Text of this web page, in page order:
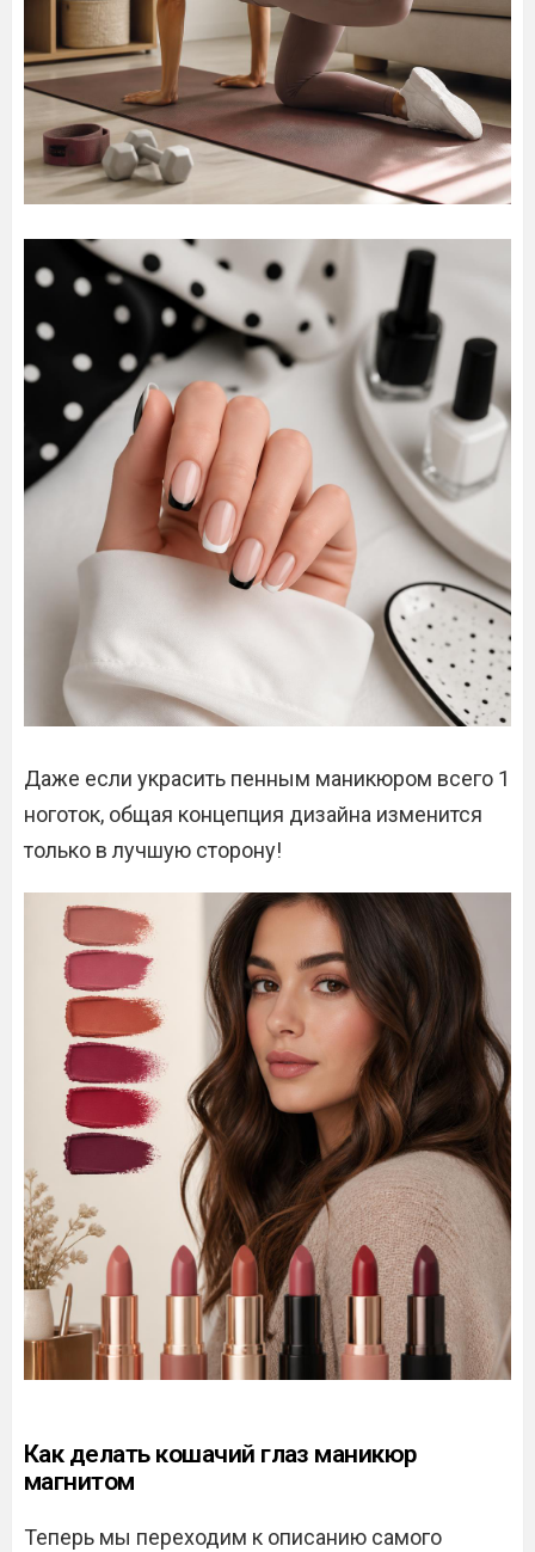
Даже если украсить пенным маникюром всего 1
ноготок, общая концепция дизайна изменится
только в лучшую сторону!
Как делать кошачий глаз маникюр
магнитом
Теперь мы переходим к описанию самого